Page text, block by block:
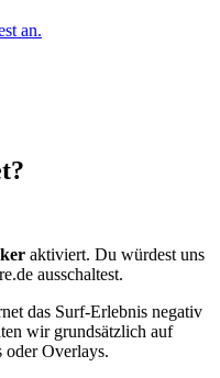
an.
aktiviert. Du würdest uns
ausschaltest.
das Surf-Erlebnis negativ
wir grundsätzlich auf
oder Overlays.